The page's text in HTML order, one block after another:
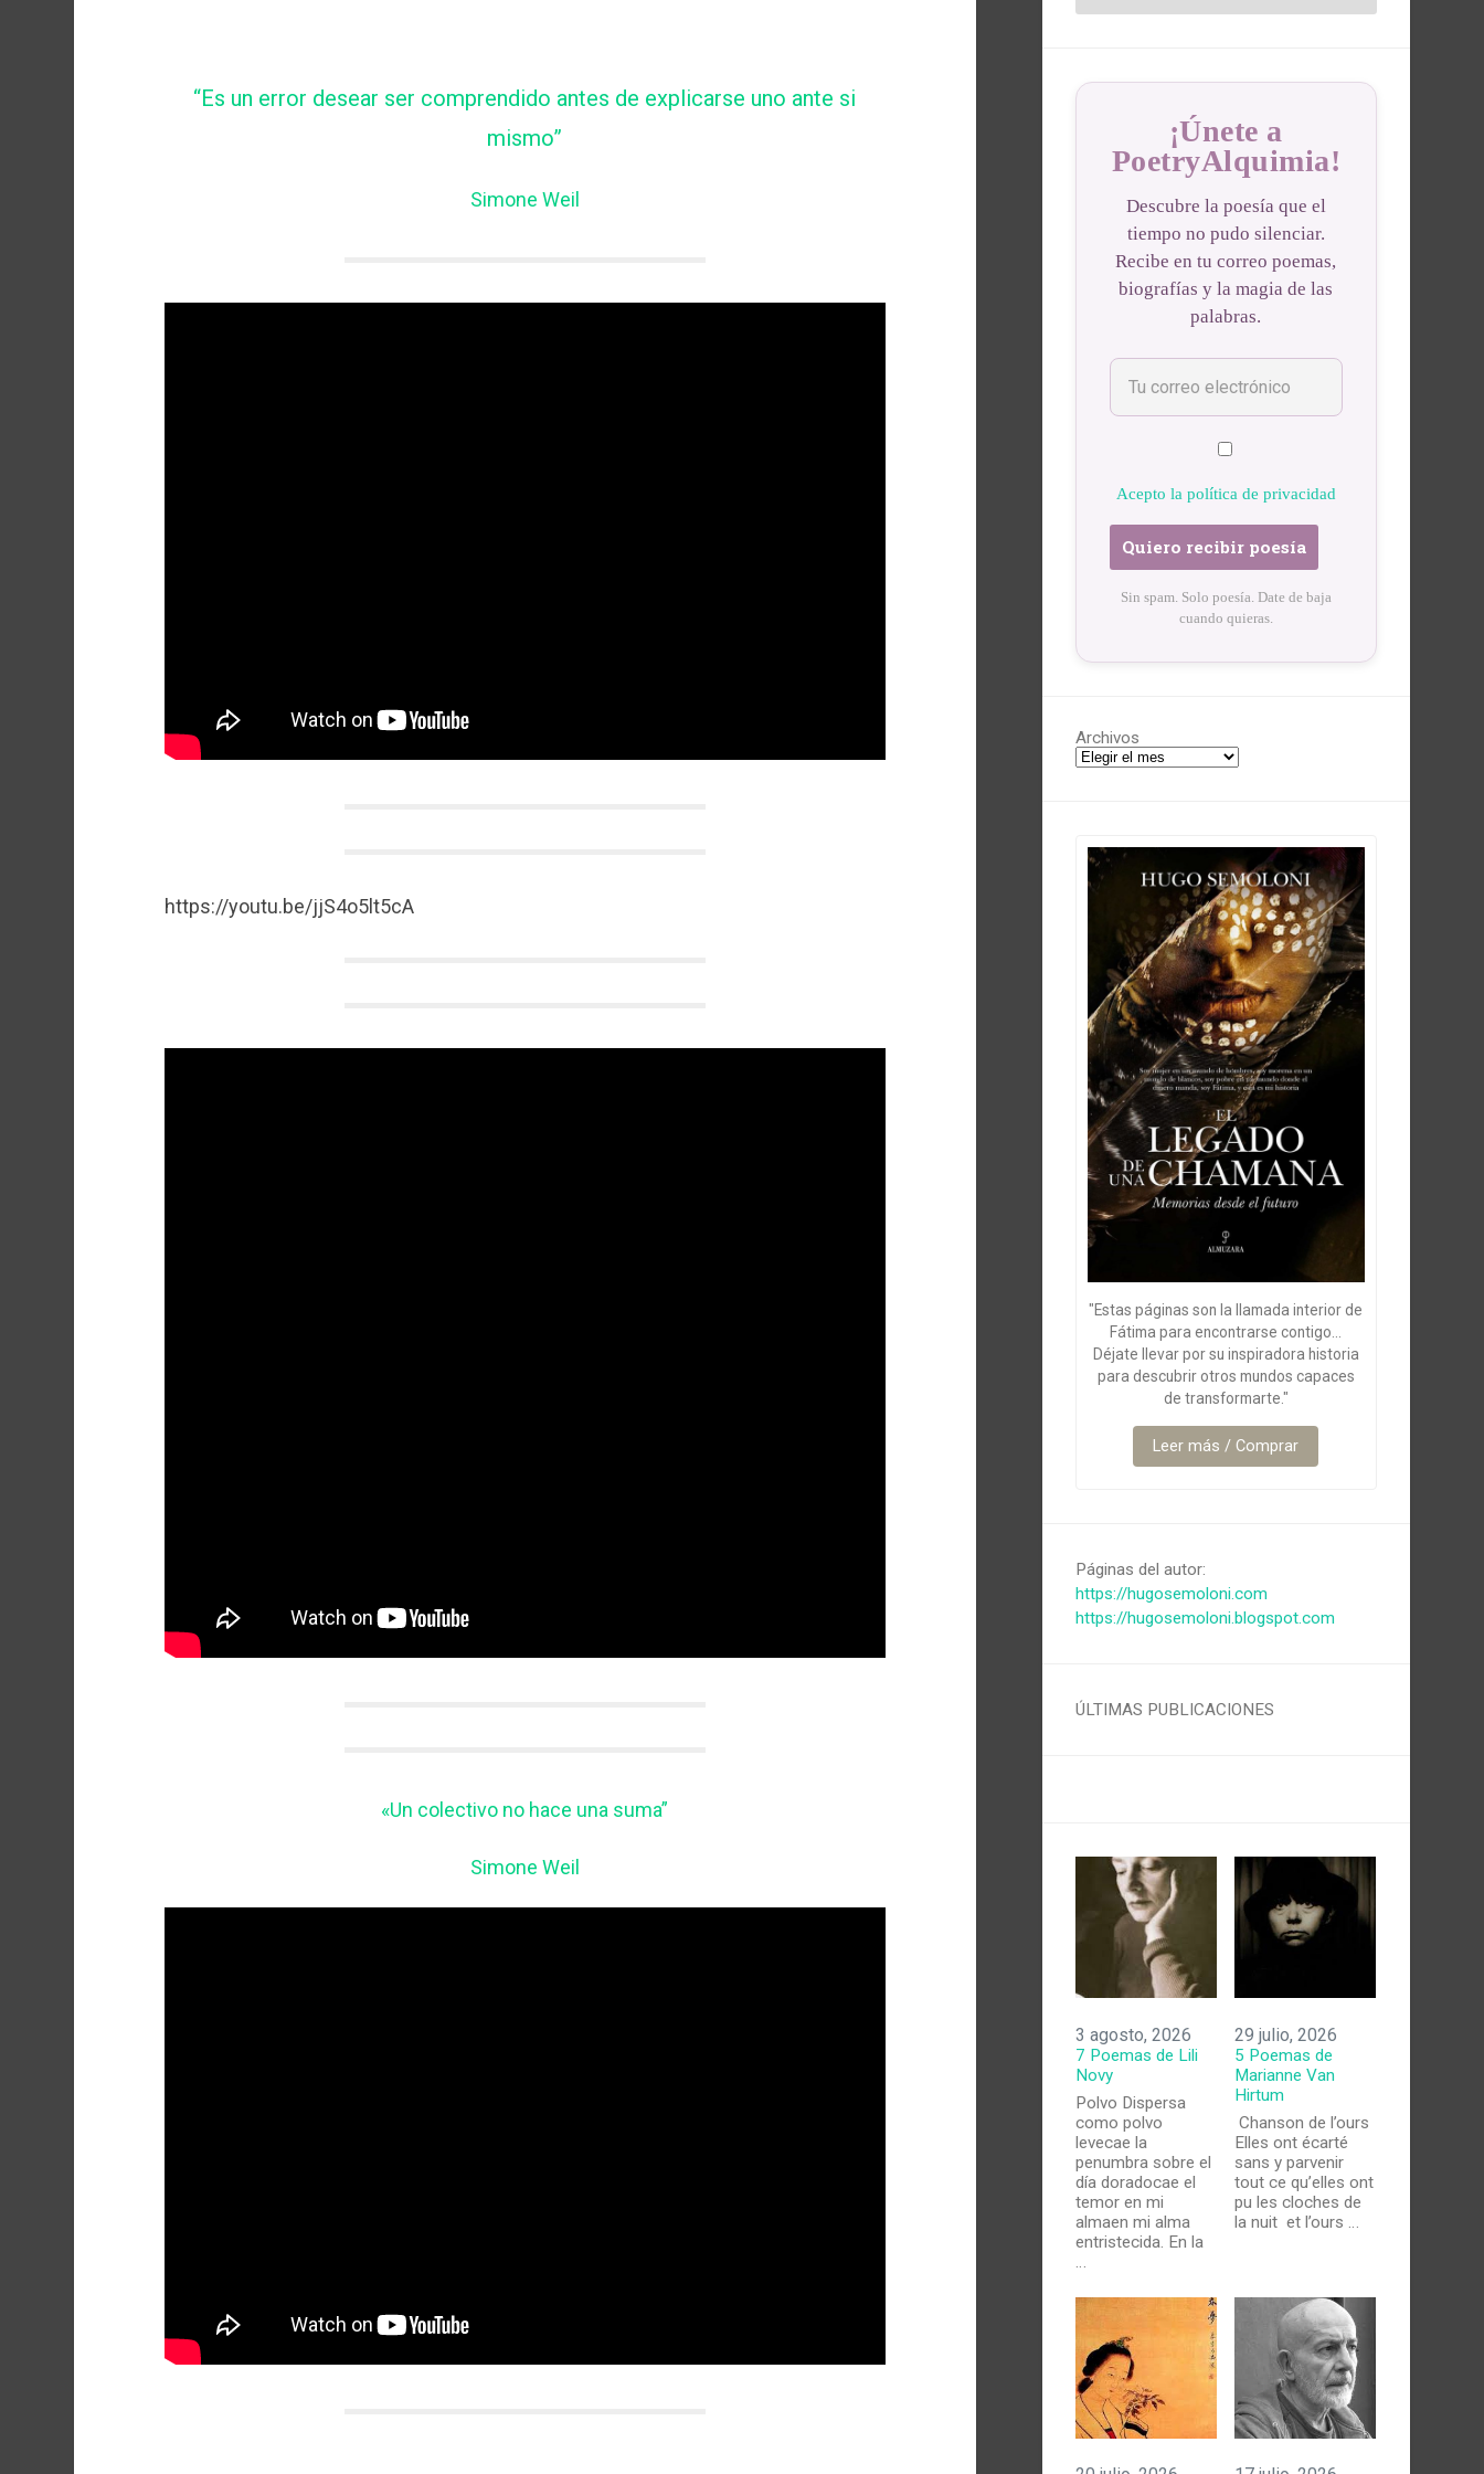
“Es un error desear ser comprendido antes de explicarse uno ante si
mismo”
Simone Weil
https://youtu.be/jjS4o5lt5cA
«Un colectivo no hace una suma”
Simone Weil
¡Únete a
PoetryAlquimia!
Descubre la poesía que el
tiempo no pudo silenciar.
Recibe en tu correo poemas,
biografías y la magia de las
palabras.
Acepto la política de privacidad
Sin spam. Solo poesía. Date de baja
cuando quieras.
Archivos
"Estas páginas son la llamada interior de
Fátima para encontrarse contigo...
Déjate llevar por su inspiradora historia
para descubrir otros mundos capaces
de transformarte."
Leer más / Comprar
Páginas del autor:
https://hugosemoloni.com
https://hugosemoloni.blogspot.com
ÚLTIMAS PUBLICACIONES
3 agosto, 2026
7 Poemas de Lili
Novy
Polvo Dispersa
como polvo
levecae la
penumbra sobre el
día doradocae el
temor en mi
almaen mi alma
entristecida. En la
…
29 julio, 2026
5 Poemas de
Marianne Van
Hirtum
Chanson de l’ours
Elles ont écarté
sans y parvenir
tout ce qu’elles ont
pu les cloches de
la nuit et l’ours …